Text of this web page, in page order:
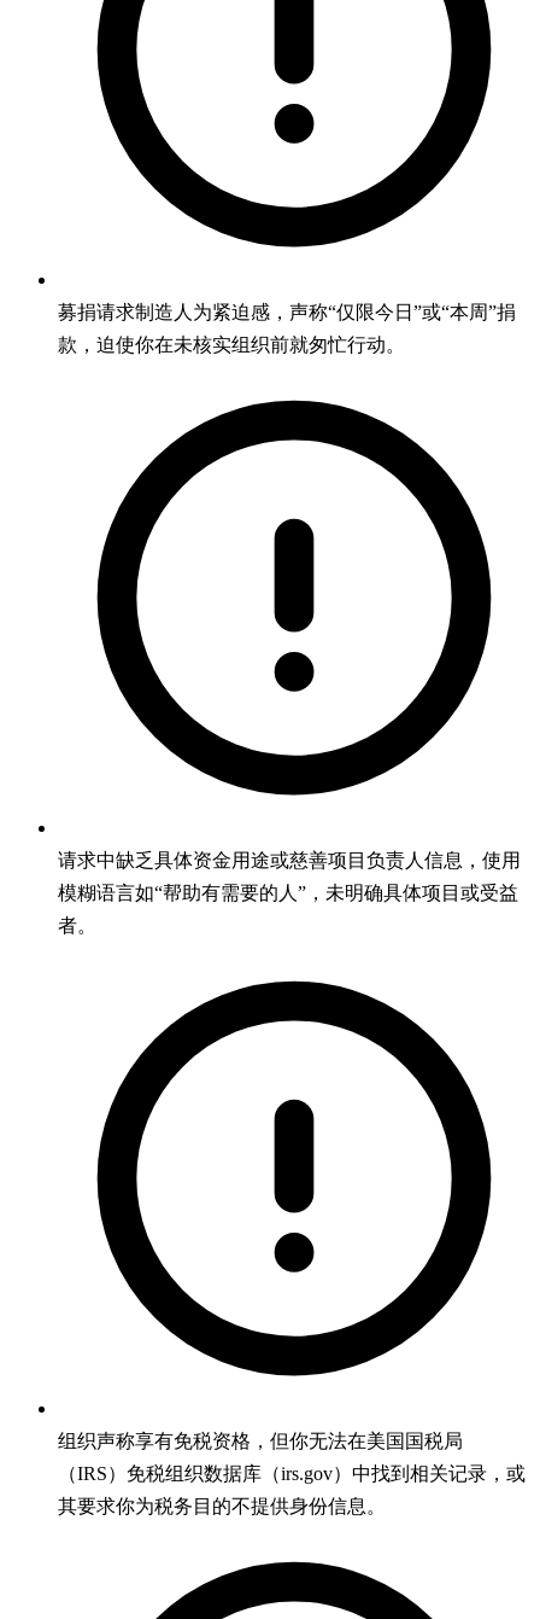
募捐请求制造人为紧迫感，声称“仅限今日”或“本周”捐
款，迫使你在未核实组织前就匆忙行动。
请求中缺乏具体资金用途或慈善项目负责人信息，使用
模糊语言如“帮助有需要的人”，未明确具体项目或受益
者。
组织声称享有免税资格，但你无法在美国国税局
（IRS）免税组织数据库（irs.gov）中找到相关记录，或
其要求你为税务目的不提供身份信息。